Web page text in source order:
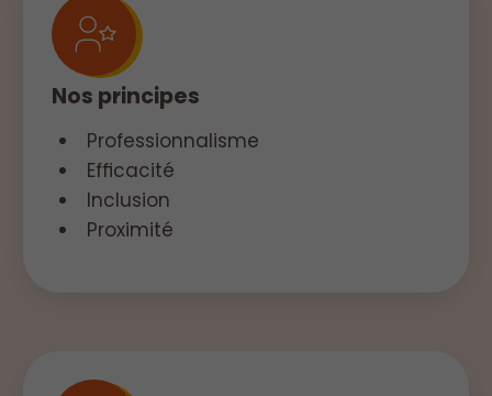
Nos principes
Professionnalisme
Efficacité
Inclusion
Proximité